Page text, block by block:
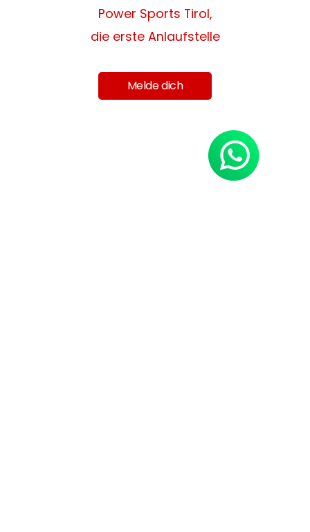
Power Sports Tirol,
die erste Anlaufstelle
Melde dich